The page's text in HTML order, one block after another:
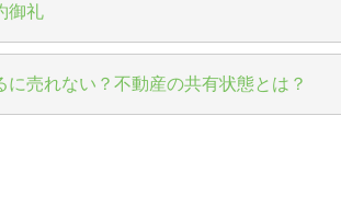
御礼
に売れない？不動産の共有状態とは？